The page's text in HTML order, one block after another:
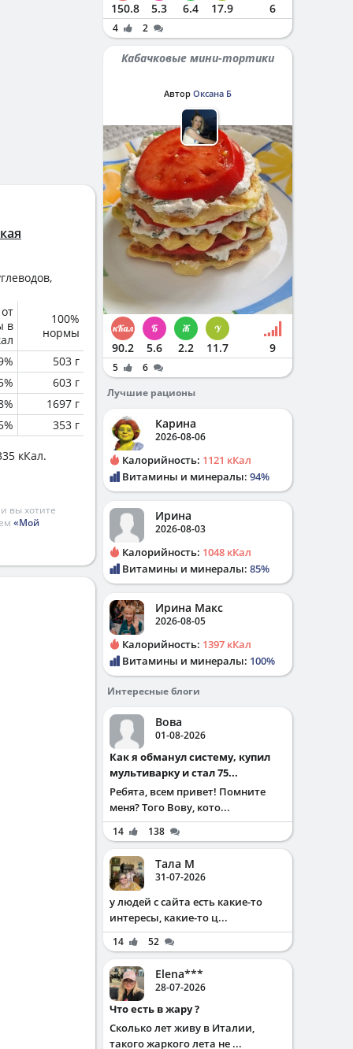
в
100%
нормы
503 г
603 г
1697 г
353 г
кКал.
вы хотите
«Мой
150.8 5.3 6.4 17.9 6
4 2
Кабачковые мини-тортики
Автор Оксана Б
90.2 5.6 2.2 11.7 9
5
6
Лучшие рационы
Карина
2026-08-06
Калорийность: 1121 кКал
Витамины и минералы: 94%
Ирина
2026-08-03
Калорийность: 1048 кКал
Витамины и минералы: 85%
Ирина Макс
2026-08-05
Калорийность: 1397 кКал
Витамины и минералы: 100%
Интересные блоги
Вова
01-08-2026
Как я обманул систему, купил
мультиварку и стал 75...
Ребята, всем привет! Помните
меня? Того Вову, кото...
14 138
Тала М
31-07-2026
у людей с сайта есть какие-то
интересы, какие-то ц...
14 52
Elena***
28-07-2026
Что есть в жару ?
Сколько лет живу в Италии,
такого жаркого лета не ...